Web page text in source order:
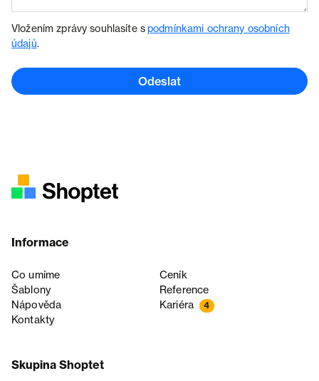
Vložením zprávy souhlasíte spodmínkami ochrany osobních
údajů.
Odeslat
Informace
Co umíme
Ceník
Šablony
Reference
Nápověda
Kariéra 4
Kontakty
Skupina Shoptet